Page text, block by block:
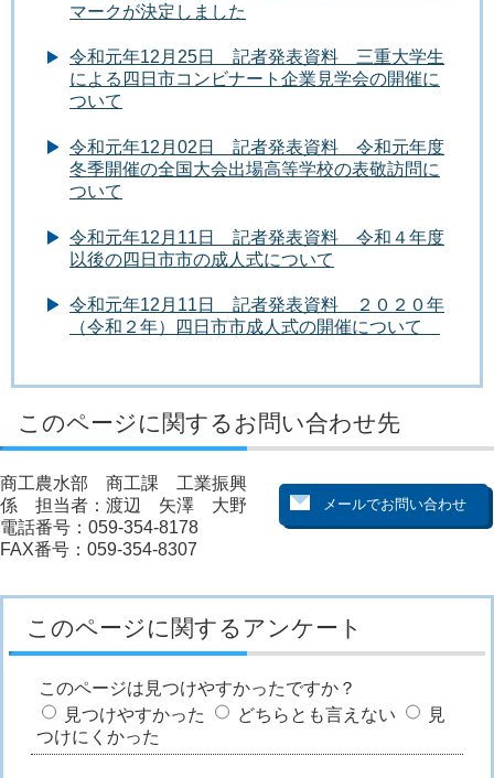
マークが決定しました
令和元年12月25日 記者発表資料 三重大学生
による四日市コンビナート企業見学会の開催に
ついて
令和元年12月02日 記者発表資料 令和元年度
冬季開催の全国大会出場高等学校の表敬訪問に
ついて
令和元年12月11日 記者発表資料 令和４年度
以後の四日市市の成人式について
令和元年12月11日 記者発表資料 ２０２０年
（令和２年）四日市市成人式の開催について
このページに関するお問い合わせ先
商工農水部 商工課 工業振興
係 担当者：渡辺 矢澤 大野
電話番号：059-354-8178
FAX番号：059-354-8307
このページに関するアンケート
このページは見つけやすかったですか？
見つけやすかった
どちらとも言えない
見
つけにくかった